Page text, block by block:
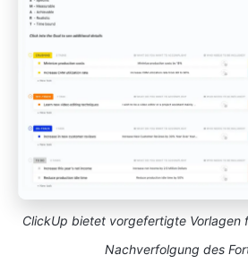
ClickUp bietet vorgefertigte Vorlagen
Nachverfolgung des